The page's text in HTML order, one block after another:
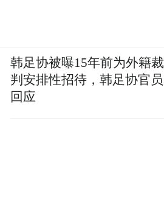
韩足协被曝15年前为外籍裁
判安排性招待，韩足协官员
回应